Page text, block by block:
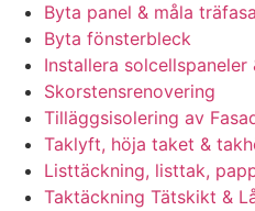
Byta panel & måla
Byta fönsterbleck
Installera solcellspaneler
Skorstensrenovering
Tilläggsisolering av
Taklyft, höja taket &
Listtäckning, listtak,
Taktäckning Tätskikt &